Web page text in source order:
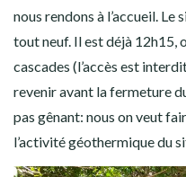
nous rendons à l’accueil. Le
tout neuf. Il est déjà 12h15,
cascades (l’accès est
revenir avant la fermeture
pas gênant: nous on veut
l’activité géothermique du